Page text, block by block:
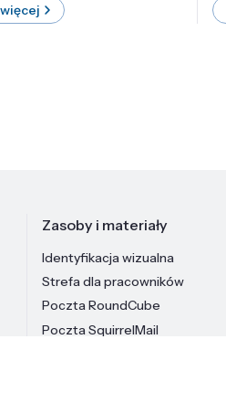
Zasoby i materiały
Identyfikacja wizualna
Strefa dla pracowników
Poczta RoundCube
Poczta SquirrelMail